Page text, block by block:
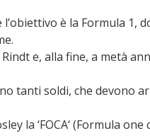
è la Formula 1,
e, alla fine, a metà
tanti soldi, che devono
la ‘FOCA‘ (Formula